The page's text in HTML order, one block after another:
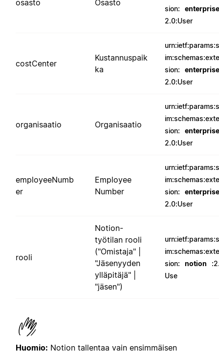
osasto Osasto
sion:
enterprise
2.0:User
costCenter
Kustannuspaik
ka
sion:
enterprise
2.0:User
organisaatio Organisaatio
sion:
enterprise
2.0:User
employeeNumb
er
Employee
Number
sion:
enterprise
2.0:User
rooli
Notion-
työtilan rooli
("Omistaja" |
"Jäsenyyden
ylläpitäjä" |
"jäsen")
sion:
notion
Use
Huomio: Notion tallentaa vain ensimmäisen